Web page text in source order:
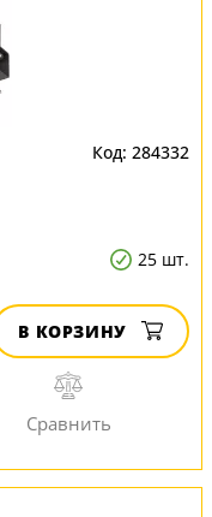
284332
25 шт.
В КОРЗИНУ